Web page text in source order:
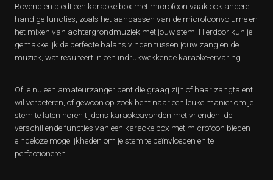
Bovendien biedt een karaoke box met microfoon vaak ook andere
handige functies, zoals het aanpassen van de microfoonvolume en
het mixen van achtergrondmuziek met jouw stem. Hierdoor kun je
gemakkelijk de perfecte balans vinden tussen jouw zang en de
muziek, wat resulteert in een indrukwekkende karaoke-ervaring.
Of je nu een amateurzanger bent die graag zijn of haar zangtalent
wil verbeteren, of gewoon op zoek bent naar een leuke manier om je
stem te laten horen tijdens karaokeavonden met vrienden, de
verschillende functies van een karaoke box met microfoon bieden
eindeloze mogelijkheden om je stem te beïnvloeden en te
perfectioneren.